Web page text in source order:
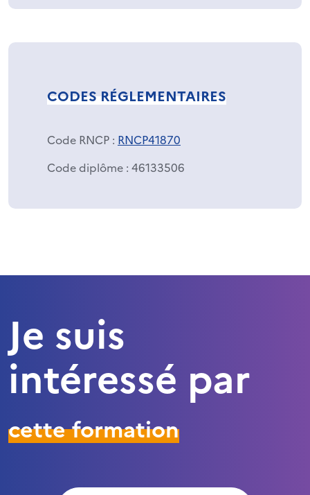
CODES RÉGLEMENTAIRES
Code RNCP : RNCP41870
Code diplôme : 46133506
Je suis
intéressé par
cette formation